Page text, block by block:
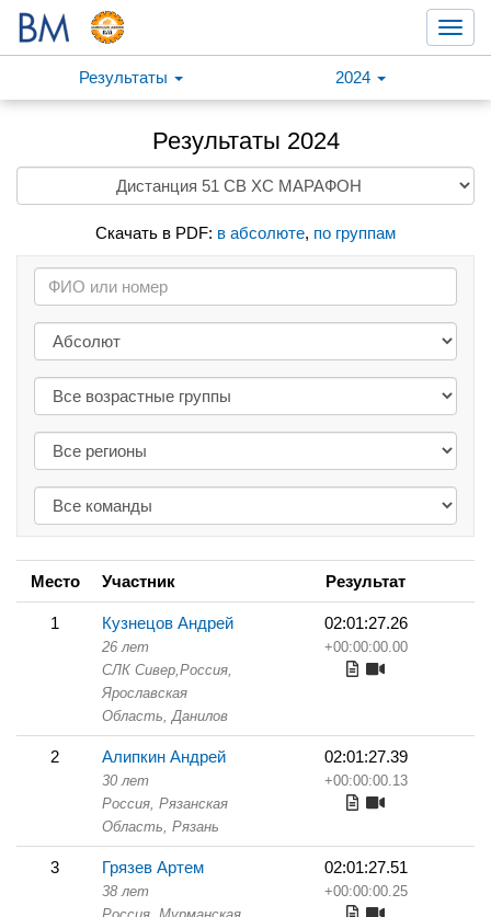
Результаты
2024
Результаты 2024
Скачать в PDF: в абсолюте, по группам
Место Участник Результат
1 Кузнецов Андрей
26 лет
СЛК Сивер,Россия,
Ярославская
Область, Данилов
02:01:27.26
+00:00:00.00
2 Алипкин Андрей
30 лет
Россия, Рязанская
Область, Рязань
02:01:27.39
+00:00:00.13
3 Грязев Артем
38 лет
02:01:27.51
+00:00:00.25